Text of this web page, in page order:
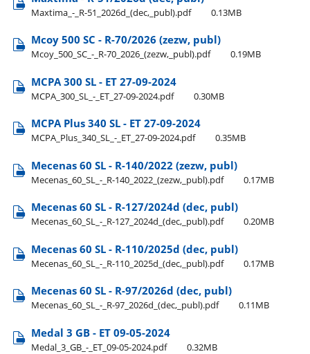
Maxtima​_-​_R-51​_2026d​_(dec,​_publ).pdf 0.13MB
Mcoy 500 SC - R-70/2026 (zezw, publ)
Mcoy​_500​_SC​_-​_R-70​_2026​_(zezw,​_publ).pdf 0.19MB
MCPA 300 SL - ET 27-09-2024
MCPA​_300​_SL​_-​_ET​_27-09-2024.pdf 0.30MB
MCPA Plus 340 SL - ET 27-09-2024
MCPA​_Plus​_340​_SL​_-​_ET​_27-09-2024.pdf 0.35MB
Mecenas 60 SL - R-140/2022 (zezw, publ)
Mecenas​_60​_SL​_-​_R-140​_2022​_(zezw,​_publ).pdf 0.17MB
Mecenas 60 SL - R-127/2024d (dec, publ)
Mecenas​_60​_SL​_-​_R-127​_2024d​_(dec,​_publ).pdf 0.20MB
Mecenas 60 SL - R-110/2025d (dec, publ)
Mecenas​_60​_SL​_-​_R-110​_2025d​_(dec,​_publ).pdf 0.17MB
Mecenas 60 SL - R-97/2026d (dec, publ)
Mecenas​_60​_SL​_-​_R-97​_2026d​_(dec,​_publ).pdf 0.11MB
Medal 3 GB - ET 09-05-2024
Medal​_3​_GB​_-​_ET​_09-05-2024.pdf 0.32MB